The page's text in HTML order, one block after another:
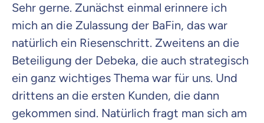
Sehr gerne. Zunächst einmal erinnere ich
mich an die Zulassung der BaFin, das war
natürlich ein Riesenschritt. Zweitens an die
Beteiligung der Debeka, die auch strategisch
ein ganz wichtiges Thema war für uns. Und
drittens an die ersten Kunden, die dann
gekommen sind. Natürlich fragt man sich am
Beamten
Versicherung
Zahnzusatz